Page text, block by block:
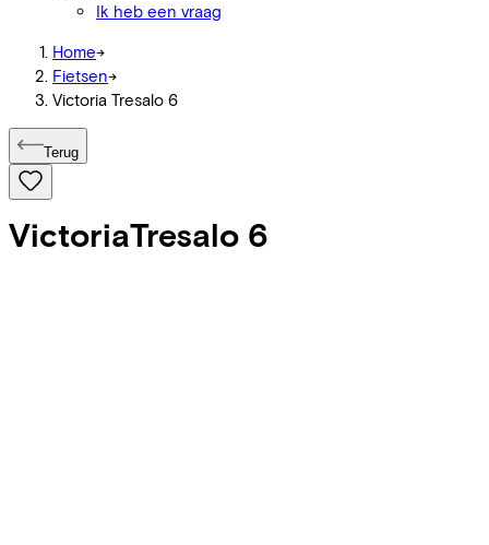
Ik heb een vraag
Home->
Fietsen->
Victoria Tresalo 6
Terug
VictoriaTresalo 6